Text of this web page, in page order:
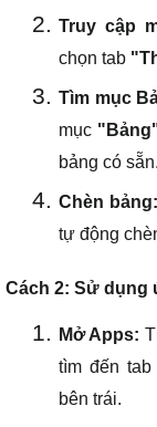
Truy cập
chọn tab
Tìm mục
mục
bảng có sẵn.
Chèn bảng:
tự động
Cách 2: Sử dụng
Mở Apps:
tìm đến tab
bên trái.